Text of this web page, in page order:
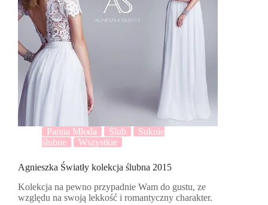
Panna Młoda Ślub
Suknie
ślubne
Wszystkie
Agnieszka Światły kolekcja ślubna 2015
Kolekcja na pewno przypadnie Wam do gustu, ze
względu na swoją lekkość i romantyczny charakter.